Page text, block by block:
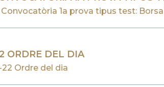
Convocatòria 1a prova tipus test:
ORDRE DEL DIA
22 Ordre del dia